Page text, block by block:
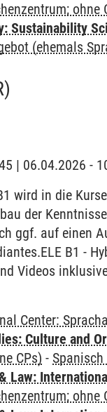
ohne
Sustainability
(ehemals
| 06.04.2026 -
wird in die
der
ggf. auf einen
B1 -
Videos
Center:
Culture and
CPs) - Spanisch
Law:
ohne